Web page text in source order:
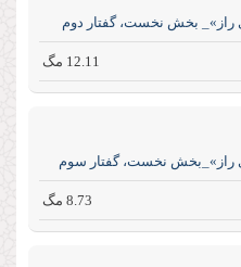
12.11 مگ
8.73 مگ